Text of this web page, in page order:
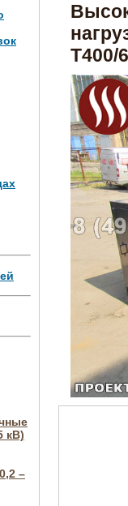
кВ)
–
Т400/